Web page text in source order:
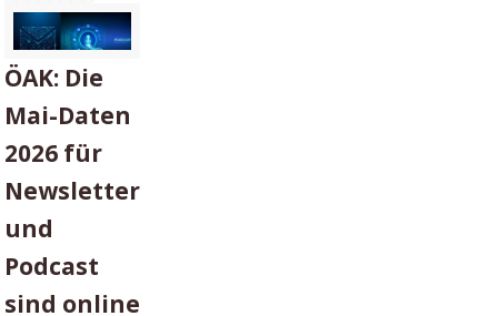
ÖAK: Die
Mai-Daten
2026 für
Newsletter
und
Podcast
sind online